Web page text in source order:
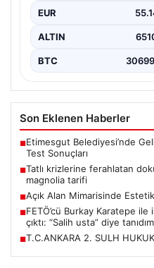
EUR
ALTIN
BTC
Son Eklenen Haberler
■Etimesgut Belediyesi’nde
Test Sonuçları
■Tatlı krizlerine ferahlatan
magnolia tarifi
■Açık Alan Mimarisinde
■FETÖ’cü Burkay Karatepe
çıktı: “Salih usta” diye tanıdım
■T.C.ANKARA 2. SULH